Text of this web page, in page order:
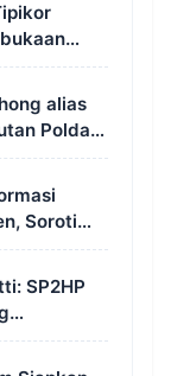
alias
Polda
Soroti
SP2HP